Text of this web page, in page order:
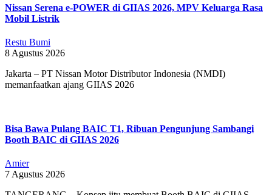
Nissan Serena e-POWER di GIIAS 2026, MPV Keluarga Rasa
Mobil Listrik
Restu Bumi
8 Agustus 2026
Jakarta – PT Nissan Motor Distributor Indonesia (NMDI)
memanfaatkan ajang GIIAS 2026
Bisa Bawa Pulang BAIC T1, Ribuan Pengunjung Sambangi
Booth BAIC di GIIAS 2026
Amier
7 Agustus 2026